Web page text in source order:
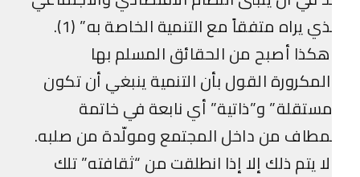
يراه متفقاً مع التنمية الخاصة به” (1).
أصبح من الحقائق المسلم بها
القول بأن التنمية ينبغي أن تكون
و”ذاتية” أي نابعة في خاتمة
من داخل المجتمع ومولّدة من صلبه.
يتم ذلك إلا إذا انطلقت من “ثقافته” تلك